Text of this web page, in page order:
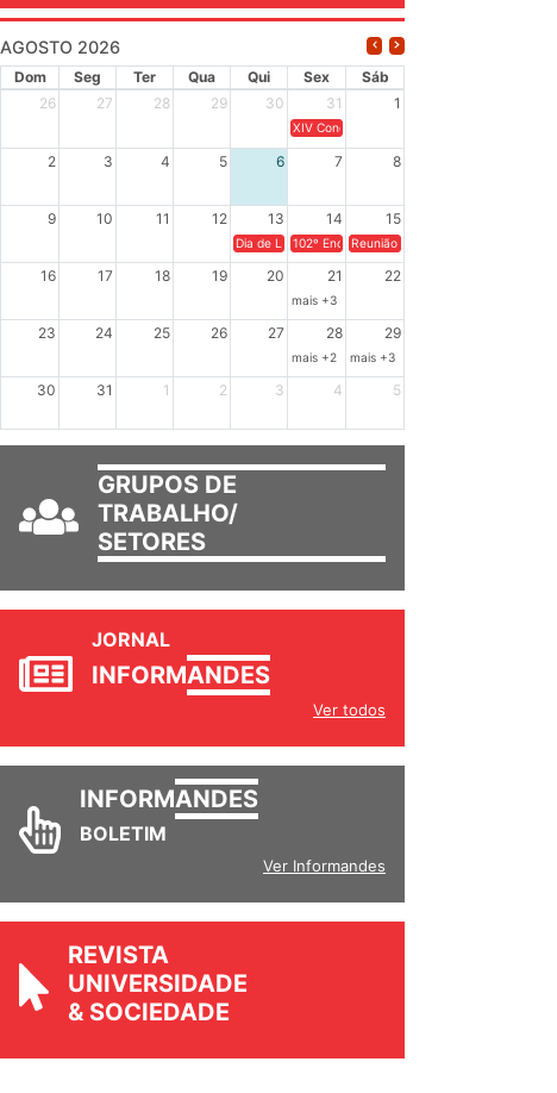
AGOSTO 2026
Dom Seg Ter Qua Qui Sex
Sáb
26
27 28 29 30 31 1
XIV Congresso Brasileiro de
2 3 4 5 6 7 8
9 10 11 12 13 14 15
Dia de Luta em Defesa de Cuba e da Soberania dos
102º Encontro da Regional Leste, “Em terra
Reunião GTPE.
16 17 18 19 20 21 22
mais +3
23 24 25 26 27 28 29
mais +2 mais +3
30 31 1 2 3 4 5
GRUPOS DE
TRABALHO/
SETORES
JORNAL
INFORMANDES
Ver todos
INFORMANDES
BOLETIM
Ver Informandes
REVISTA
UNIVERSIDADE
& SOCIEDADE